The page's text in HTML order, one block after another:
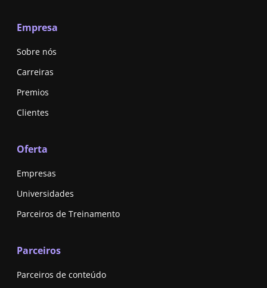
Empresa
Sobre nós
Carreiras
Premios
Clientes
Oferta
Empresas
Universidades
Parceiros de Treinamento
Parceiros
Parceiros de conteúdo